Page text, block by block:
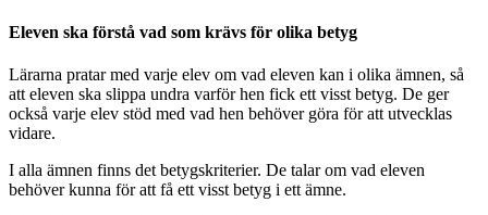
Eleven ska förstå vad som krävs för olika betyg
Lärarna pratar med varje elev om vad eleven kan i olika ämnen, så
att eleven ska slippa undra varför hen fick ett visst betyg. De ger
också varje elev stöd med vad hen behöver göra för att utvecklas
vidare.
I alla ämnen finns det betygskriterier. De talar om vad eleven
behöver kunna för att få ett visst betyg i ett ämne.